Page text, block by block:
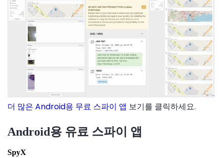
더 많은 Android용 무료 스파이 앱 보기를 클릭하세요.
Android용 유료 스파이 앱
SpyX